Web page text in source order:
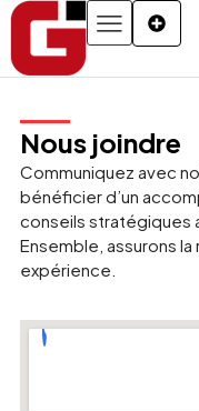
Nous joindre
Communiquez avec
bénéficier d’un
conseils stratégiques
Ensemble, assurons
expérience.